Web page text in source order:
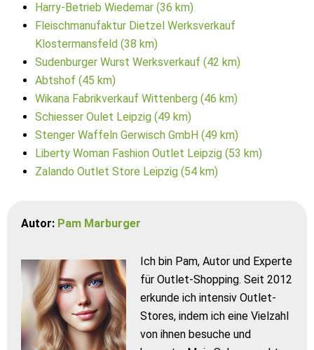
Harry-Betrieb Wiedemar (36 km)
Fleischmanufaktur Dietzel Werksverkauf
Klostermansfeld (38 km)
Sudenburger Wurst Werksverkauf (42 km)
Abtshof (45 km)
Wikana Fabrikverkauf Wittenberg (46 km)
Schiesser Oulet Leipzig (49 km)
Stenger Waffeln Gerwisch GmbH (49 km)
Liberty Woman Fashion Outlet Leipzig (53 km)
Zalando Outlet Store Leipzig (54 km)
Autor: Pam Marburger
Ich bin Pam, Autor und Experte
für Outlet-Shopping. Seit 2012
erkunde ich intensiv Outlet-
Stores, indem ich eine Vielzahl
von ihnen besuche und